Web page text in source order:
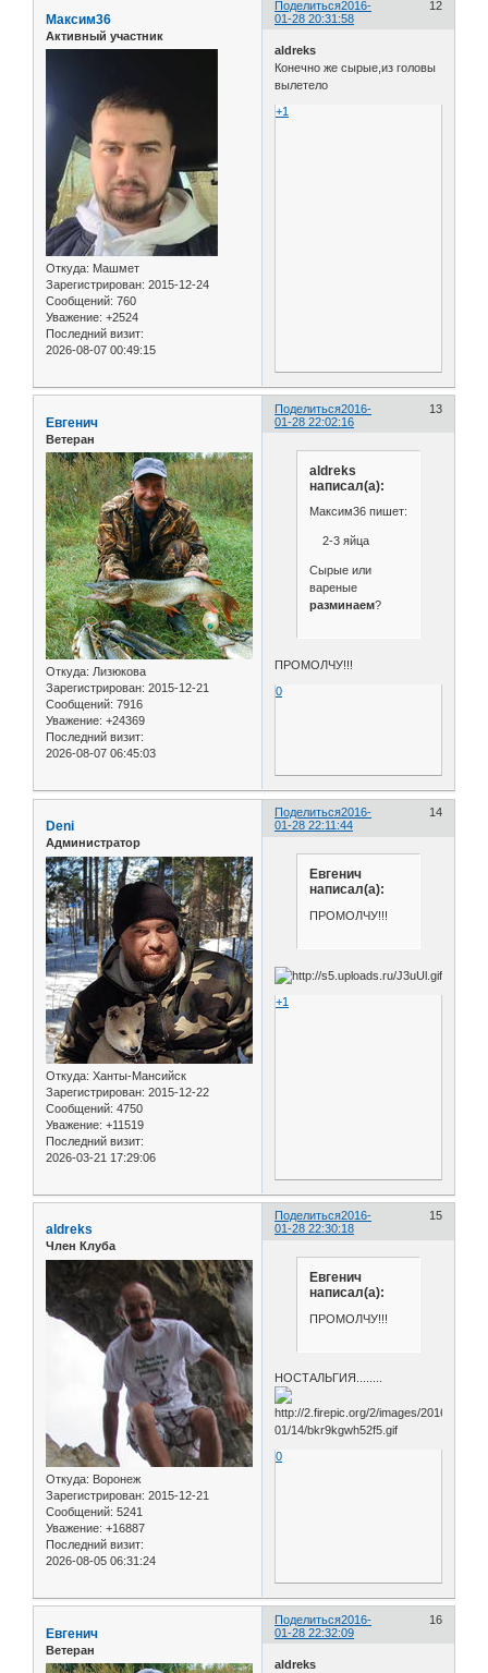
Поделиться 12
2016-
01-28 20:31:58
Максим36
Активный участник
Откуда: Машмет
Зарегистрирован: 2015-12-24
Сообщений: 760
Уважение: +2524
Последний визит:
2026-08-07 00:49:15
aldreks
Конечно же сырые,из головы
вылетело
+1
Поделиться 13
2016-
01-28 22:02:16
Евгенич
Ветеран
Откуда: Лизюкова
Зарегистрирован: 2015-12-21
Сообщений: 7916
Уважение: +24369
Последний визит:
2026-08-07 06:45:03
aldreks
написал(а):
Максим36 пишет:
2-3 яйца
Сырые или
вареные
разминаем?
ПРОМОЛЧУ!!!
0
Поделиться 14
2016-
01-28 22:11:44
Deni
Администратор
Откуда: Ханты-Мансийск
Зарегистрирован: 2015-12-22
Сообщений: 4750
Уважение: +11519
Последний визит:
2026-03-21 17:29:06
Евгенич
написал(а):
ПРОМОЛЧУ!!!
+1
Поделиться 15
2016-
01-28 22:30:18
aldreks
Член Клуба
Откуда: Воронеж
Зарегистрирован: 2015-12-21
Сообщений: 5241
Уважение: +16887
Последний визит:
2026-08-05 06:31:24
Евгенич
написал(а):
ПРОМОЛЧУ!!!
НОСТАЛЬГИЯ........
0
Поделиться 16
2016-
01-28 22:32:09
Евгенич
Ветеран
aldreks